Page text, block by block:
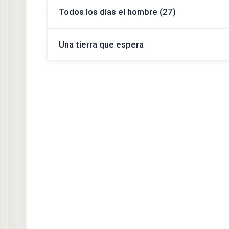
Todos los días el hombre (27)
Una tierra que espera